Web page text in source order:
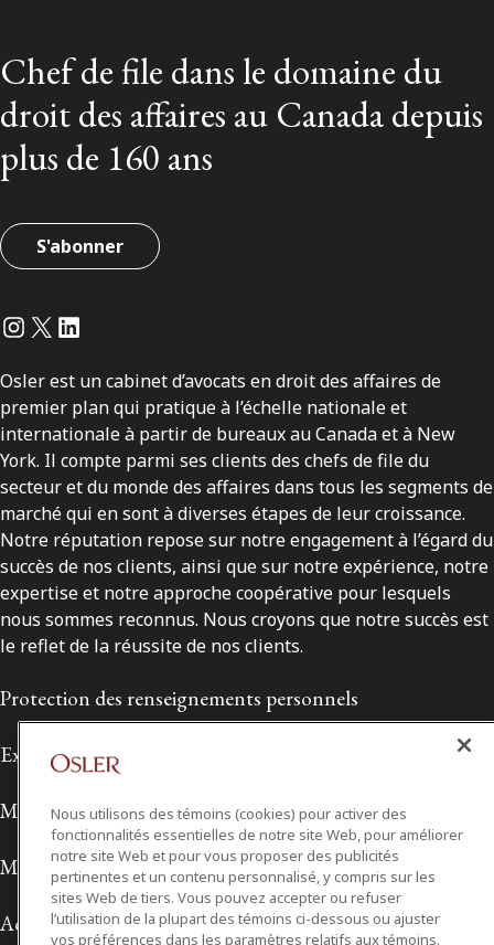
Chef de file dans le domaine du
droit des affaires au Canada depuis
plus de 160 ans
S'abonner
Instagram
Twitter
LinkedIn
Osler est un cabinet d’avocats en droit des affaires de
premier plan qui pratique à l’échelle nationale et
internationale à partir de bureaux au Canada et à New
York. Il compte parmi ses clients des chefs de file du
secteur et du monde des affaires dans tous les segments de
marché qui en sont à diverses étapes de leur croissance.
Notre réputation repose sur notre engagement à l’égard du
succès de nos clients, ainsi que sur notre expérience, notre
expertise et notre approche coopérative pour lesquels
nous sommes reconnus. Nous croyons que notre succès est
le reflet de la réussite de nos clients.
Protection des renseignements personnels
Exonération de responsabilité
Modalités de prestation de services
Modalités d'utilisation
Accessibilité
Nous utilisons des témoins (cookies) pour activer des
fonctionnalités essentielles de notre site Web, pour améliorer
notre site Web et pour vous proposer des publicités
pertinentes et un contenu personnalisé, y compris sur les
sites Web de tiers. Vous pouvez accepter ou refuser
l’utilisation de la plupart des témoins ci-dessous ou ajuster
vos préférences dans les paramètres relatifs aux témoins.